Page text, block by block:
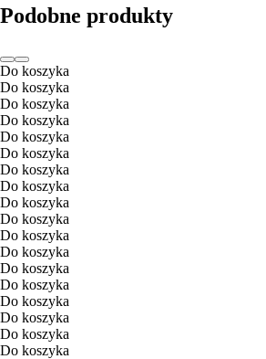
Podobne produkty
Do koszyka
Do koszyka
Do koszyka
Do koszyka
Do koszyka
Do koszyka
Do koszyka
Do koszyka
Do koszyka
Do koszyka
Do koszyka
Do koszyka
Do koszyka
Do koszyka
Do koszyka
Do koszyka
Do koszyka
Do koszyka